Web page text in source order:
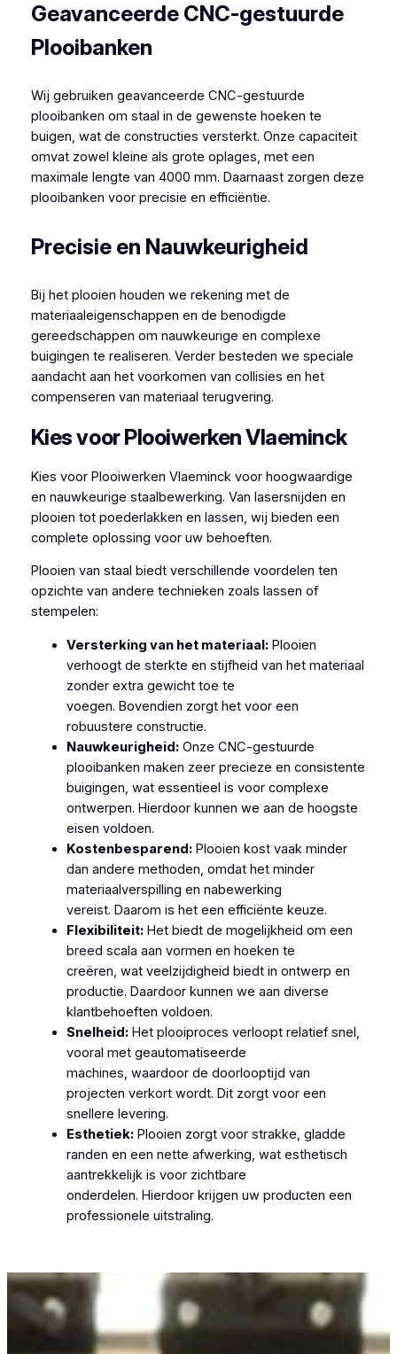
Geavanceerde CNC-gestuurde
Plooibanken
Wij gebruiken geavanceerde CNC-gestuurde
plooibanken om staal in de gewenste hoeken te
buigen, wat de constructies versterkt. Onze capaciteit
omvat zowel kleine als grote oplages, met een
maximale lengte van 4000 mm. Daarnaast zorgen deze
plooibanken voor precisie en efficiëntie.
Precisie en Nauwkeurigheid
Bij het plooien houden we rekening met de
materiaaleigenschappen en de benodigde
gereedschappen om nauwkeurige en complexe
buigingen te realiseren. Verder besteden we speciale
aandacht aan het voorkomen van collisies en het
compenseren van materiaal terugvering.
Kies voor Plooiwerken Vlaeminck
Kies voor Plooiwerken Vlaeminck voor hoogwaardige
en nauwkeurige staalbewerking. Van lasersnijden en
plooien tot poederlakken en lassen, wij bieden een
complete oplossing voor uw behoeften.
Plooien van staal biedt verschillende voordelen ten
opzichte van andere technieken zoals lassen of
stempelen:
Versterking van het materiaal:Plooien
verhoogt de sterkte en stijfheid van het materiaal
zonder extra gewicht toe te
voegen. Bovendien zorgt het voor een
robuustere constructie.
Nauwkeurigheid:Onze CNC-gestuurde
plooibanken maken zeer precieze en consistente
buigingen, wat essentieel is voor complexe
ontwerpen. Hierdoor kunnen we aan de hoogste
eisen voldoen.
Kostenbesparend:Plooien kost vaak minder
dan andere methoden, omdat het minder
materiaalverspilling en nabewerking
vereist. Daarom is het een efficiënte keuze.
Flexibiliteit:Het biedt de mogelijkheid om een
breed scala aan vormen en hoeken te
creëren, wat veelzijdigheid biedt in ontwerp en
productie. Daardoor kunnen we aan diverse
klantbehoeften voldoen.
Snelheid:Het plooiproces verloopt relatief snel,
vooral met geautomatiseerde
machines, waardoor de doorlooptijd van
projecten verkort wordt. Dit zorgt voor een
snellere levering.
Esthetiek:Plooien zorgt voor strakke, gladde
randen en een nette afwerking, wat esthetisch
aantrekkelijk is voor zichtbare
onderdelen. Hierdoor krijgen uw producten een
professionele uitstraling.